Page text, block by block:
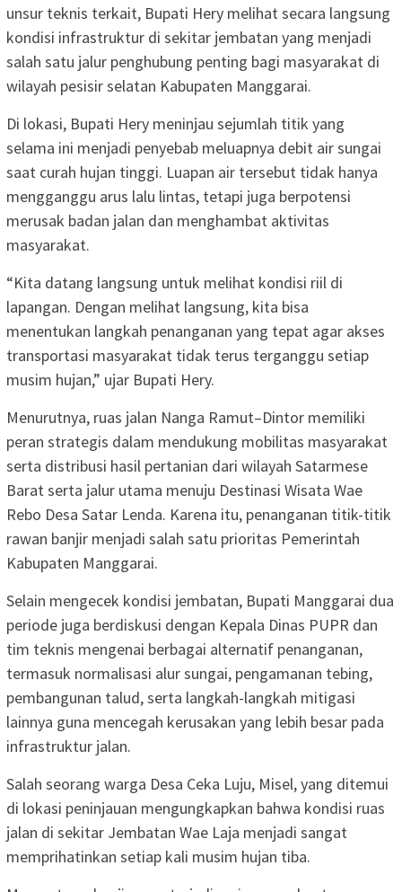
unsur teknis terkait, Bupati Hery melihat secara langsung
kondisi infrastruktur di sekitar jembatan yang menjadi
salah satu jalur penghubung penting bagi masyarakat di
wilayah pesisir selatan Kabupaten Manggarai.
Di lokasi, Bupati Hery meninjau sejumlah titik yang
selama ini menjadi penyebab meluapnya debit air sungai
saat curah hujan tinggi. Luapan air tersebut tidak hanya
mengganggu arus lalu lintas, tetapi juga berpotensi
merusak badan jalan dan menghambat aktivitas
masyarakat.
“Kita datang langsung untuk melihat kondisi riil di
lapangan. Dengan melihat langsung, kita bisa
menentukan langkah penanganan yang tepat agar akses
transportasi masyarakat tidak terus terganggu setiap
musim hujan,” ujar Bupati Hery.
Menurutnya, ruas jalan Nanga Ramut–Dintor memiliki
peran strategis dalam mendukung mobilitas masyarakat
serta distribusi hasil pertanian dari wilayah Satarmese
Barat serta jalur utama menuju Destinasi Wisata Wae
Rebo Desa Satar Lenda. Karena itu, penanganan titik-titik
rawan banjir menjadi salah satu prioritas Pemerintah
Kabupaten Manggarai.
Selain mengecek kondisi jembatan, Bupati Manggarai dua
periode juga berdiskusi dengan Kepala Dinas PUPR dan
tim teknis mengenai berbagai alternatif penanganan,
termasuk normalisasi alur sungai, pengamanan tebing,
pembangunan talud, serta langkah-langkah mitigasi
lainnya guna mencegah kerusakan yang lebih besar pada
infrastruktur jalan.
Salah seorang warga Desa Ceka Luju, Misel, yang ditemui
di lokasi peninjauan mengungkapkan bahwa kondisi ruas
jalan di sekitar Jembatan Wae Laja menjadi sangat
memprihatinkan setiap kali musim hujan tiba.